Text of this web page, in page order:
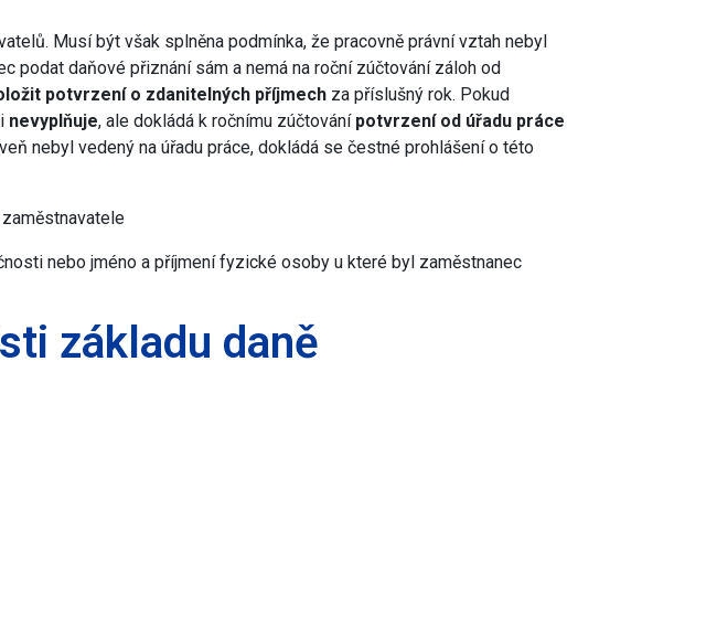
Musí být však splněna podmínka, že pracovně právní vztah nebyl
podat daňové přiznání sám a nemá na roční zúčtování záloh od
potvrzení o zdanitelných příjmech za příslušný rok. Pokud
nevyplňuje, ale dokládá k ročnímu zúčtování potvrzení od úřadu práce
nebyl vedený na úřadu práce, dokládá se čestné prohlášení o této
nebo jméno a příjmení fyzické osoby u které byl zaměstnanec
základu daně